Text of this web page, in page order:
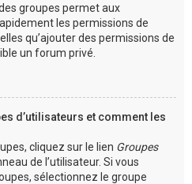
groupes permet aux
les permissions de
qu’ajouter des permissions de
un forum privé.
d’utilisateurs et comment les
cliquez sur le lien Groupes
de l’utilisateur. Si vous
sélectionnez le groupe